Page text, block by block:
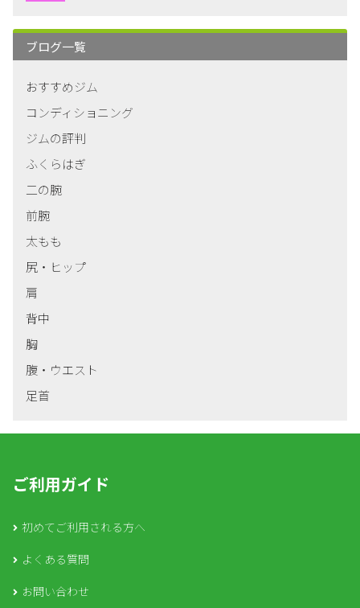
ブログ一覧
おすすめジム
コンディショニング
ジムの評判
ふくらはぎ
二の腕
前腕
太もも
尻・ヒップ
肩
背中
胸
腹・ウエスト
足首
ご利用ガイド
初めてご利用される方へ
よくある質問
お問い合わせ